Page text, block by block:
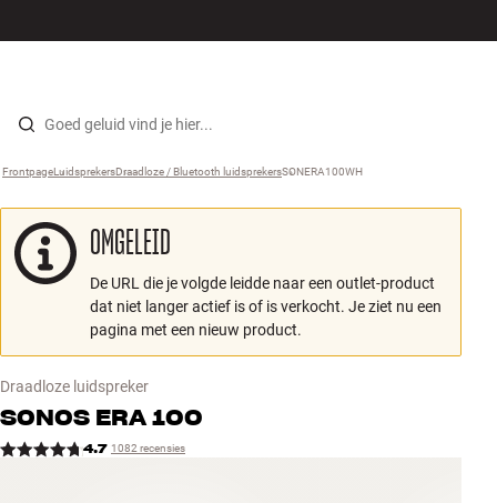
Skip to content
Luidsprekers
Koptelefoons
Surround
Tv
Systeem
Kabels
Frontpage ›
Luidsprekers ›
Draadloze / Bluetooth luidsprekers ›
SONERA100WH
OMGELEID
De URL die je volgde leidde naar een outlet-product
dat niet langer actief is of is verkocht. Je ziet nu een
pagina met een nieuw product.
Draadloze luidspreker
SONOS ERA 100
4.7 1082 recensies